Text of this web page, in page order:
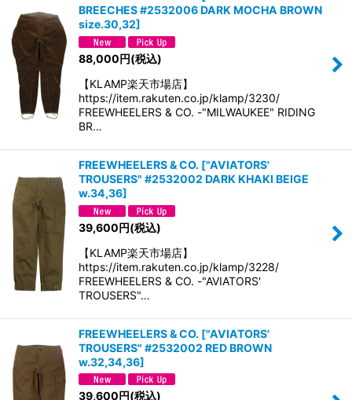
BREECHES #2532006 DARK MOCHA BROWN
size.30,32]
88,000円(税込)
【KLAMP楽天市場店】
https://item.rakuten.co.jp/klamp/3230/
FREEWHEELERS & CO. -"MILWAUKEE" RIDING
BR…
FREEWHEELERS & CO. ["AVIATORS'
TROUSERS" #2532002 DARK KHAKI BEIGE
w.34,36]
39,600円(税込)
【KLAMP楽天市場店】
https://item.rakuten.co.jp/klamp/3228/
FREEWHEELERS & CO. -"AVIATORS'
TROUSERS"…
FREEWHEELERS & CO. ["AVIATORS'
TROUSERS" #2532002 RED BROWN
w.32,34,36]
39,600円(税込)